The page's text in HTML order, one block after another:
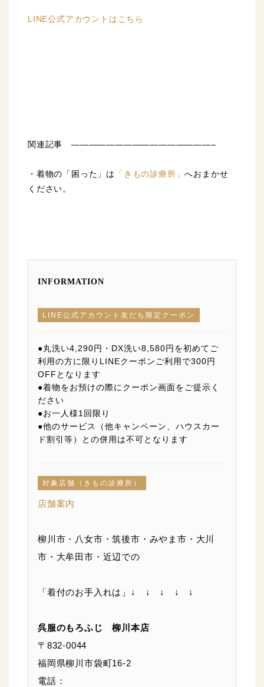
LINE公式アカウントはこちら
関連記事 ————————————————–
・着物の「困った」は 「きもの診療所」へおまかせ
ください。
INFORMATION
LINE公式アカウント友だち限定クーポン
●丸洗い4,290円・DX洗い8,580円を初めてご
利用の方に限りLINEクーポンご利用で300円
OFFとなります
●着物をお預けの際にクーポン画面をご提示く
ださい
●お一人様1回限り
●他のサービス（他キャンペーン、ハウスカー
ド割引等）との併用は不可となります
対象店舗（きもの診療所）
店舗案内
柳川市・八女市・筑後市・みやま市・大川
市・大牟田市・近辺での
「着付のお手入れは」↓ ↓ ↓ ↓ ↓
呉服のもろふじ 柳川本店
〒832-0044
福岡県柳川市袋町16-2
電話：